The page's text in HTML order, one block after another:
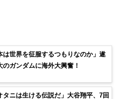
は世界を征服するつもりなのか」遂
のガンダムに海外大興奮！
タニは生ける伝説だ」大谷翔平、7回